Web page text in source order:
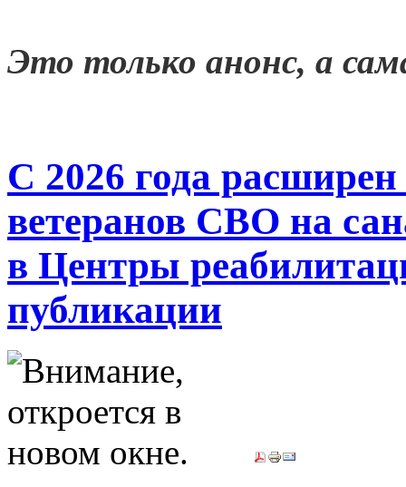
Это только анонс, а
С 2026 года
ветеранов СВО на
в Центры
публикации